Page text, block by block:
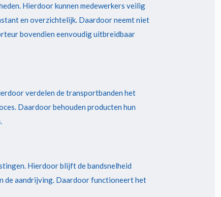
Hierdoor kunnen medewerkers veilig
en overzichtelijk. Daardoor neemt niet
bovendien eenvoudig uitbreidbaar
verdelen de transportbanden het
Daardoor behouden producten hun
Hierdoor blijft de bandsnelheid
de aandrijving. Daardoor functioneert het